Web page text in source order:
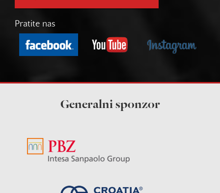
Pratite nas
Generalni sponzor